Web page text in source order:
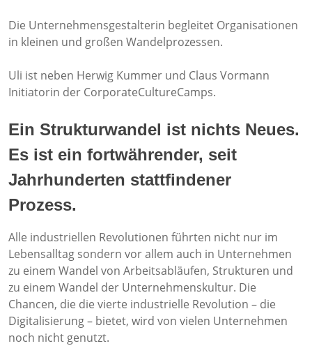
Die Unternehmensgestalterin begleitet Organisationen
in kleinen und großen Wandelprozessen.
Uli ist neben Herwig Kummer und Claus Vormann
Initiatorin der CorporateCultureCamps.
Ein Strukturwandel ist nichts Neues.
Es ist ein fortwährender, seit
Jahrhunderten stattfindener
Prozess.
Alle industriellen Revolutionen führten nicht nur im
Lebensalltag sondern vor allem auch in Unternehmen
zu einem Wandel von Arbeitsabläufen, Strukturen und
zu einem Wandel der Unternehmenskultur. Die
Chancen, die die vierte industrielle Revolution – die
Digitalisierung – bietet, wird von vielen Unternehmen
noch nicht genutzt.